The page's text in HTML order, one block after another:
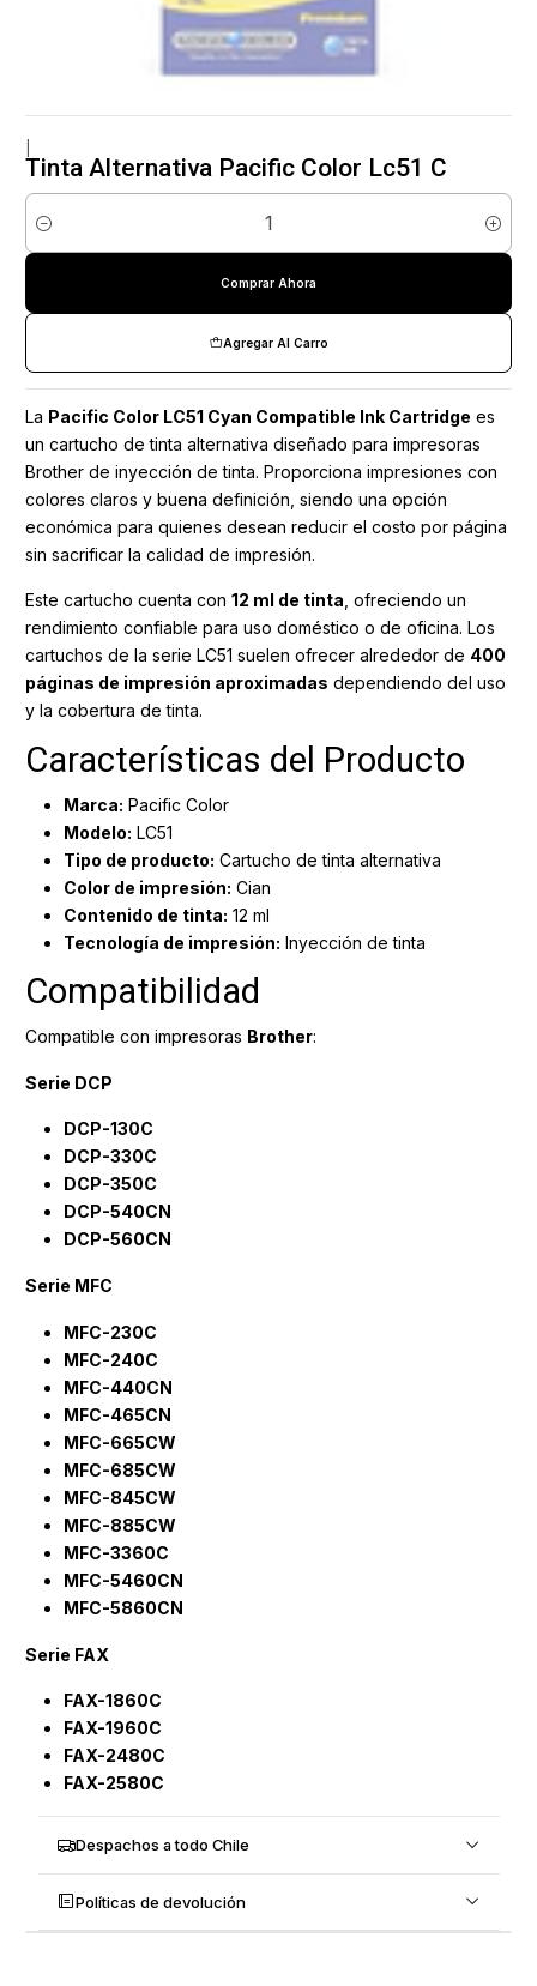
Tinta Alternativa Pacific Color Lc51 C
Cantidad
Agregar Al Carro
Comprar Ahora
La Pacific Color LC51 Cyan Compatible Ink Cartridge es
un cartucho de tinta alternativa diseñado para impresoras
Brother de inyección de tinta. Proporciona impresiones con
colores claros y buena definición, siendo una opción
económica para quienes desean reducir el costo por página
sin sacrificar la calidad de impresión.
Este cartucho cuenta con 12 ml de tinta , ofreciendo un
rendimiento confiable para uso doméstico o de oficina. Los
cartuchos de la serie LC51 suelen ofrecer alrededor de 400
páginas de impresión aproximadas dependiendo del uso
y la cobertura de tinta.
Características del Producto
Marca: Pacific Color
Modelo: LC51
Tipo de producto: Cartucho de tinta alternativa
Color de impresión: Cian
Contenido de tinta: 12 ml
Tecnología de impresión: Inyección de tinta
Compatibilidad
Compatible con impresoras Brother:
Serie DCP
DCP-130C
DCP-330C
DCP-350C
DCP-540CN
DCP-560CN
Serie MFC
MFC-230C
MFC-240C
MFC-440CN
MFC-465CN
MFC-665CW
MFC-685CW
MFC-845CW
MFC-885CW
MFC-3360C
MFC-5460CN
MFC-5860CN
Serie FAX
FAX-1860C
FAX-1960C
FAX-2480C
FAX-2580C
Despachos a todo Chile
Políticas de devolución